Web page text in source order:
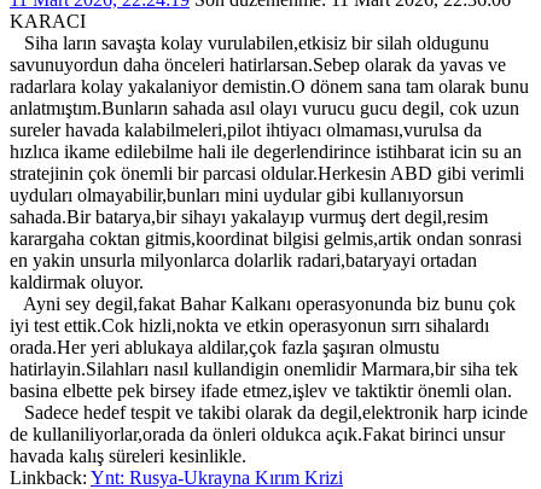
KARACI
Siha ların savaşta kolay vurulabilen,etkisiz bir silah oldugunu
savunuyordun daha önceleri hatirlarsan.Sebep olarak da yavas ve
radarlara kolay yakalaniyor demistin.O dönem sana tam olarak bunu
anlatmıştım.Bunların sahada asıl olayı vurucu gucu degil, cok uzun
sureler havada kalabilmeleri,pilot ihtiyacı olmaması,vurulsa da
hızlıca ikame edilebilme hali ile degerlendirince istihbarat icin su an
stratejinin çok önemli bir parcasi oldular.Herkesin ABD gibi verimli
uyduları olmayabilir,bunları mini uydular gibi kullanıyorsun
sahada.Bir batarya,bir sihayı yakalayıp vurmuş dert degil,resim
karargaha coktan gitmis,koordinat bilgisi gelmis,artik ondan sonrasi
en yakin unsurla milyonlarca dolarlik radari,bataryayi ortadan
kaldirmak oluyor.
Ayni sey degil,fakat Bahar Kalkanı operasyonunda biz bunu çok
iyi test ettik.Cok hizli,nokta ve etkin operasyonun sırrı sihalardı
orada.Her yeri ablukaya aldilar,çok fazla şaşıran olmustu
hatirlayin.Silahları nasıl kullandigin onemlidir Marmara,bir siha tek
basina elbette pek birsey ifade etmez,işlev ve taktiktir önemli olan.
Sadece hedef tespit ve takibi olarak da degil,elektronik harp icinde
de kullaniliyorlar,orada da önleri oldukca açık.Fakat birinci unsur
havada kalış süreleri kesinlikle.
Linkback: Ynt: Rusya-Ukrayna Kırım Krizi